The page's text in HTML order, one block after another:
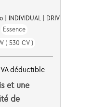
INDIVIDUAL | DRIVE PRO | H&K |
Essence
( 530 CV )
déductible
et une
de